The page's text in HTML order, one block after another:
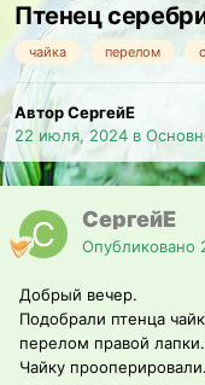
Птенец
чайка перелом
Автор СергейЕ
22 июля, 2024 в
СергейЕ
Опубликовано
Добрый вечер.
Подобрали птенца
перелом правой лапки.
Чайку